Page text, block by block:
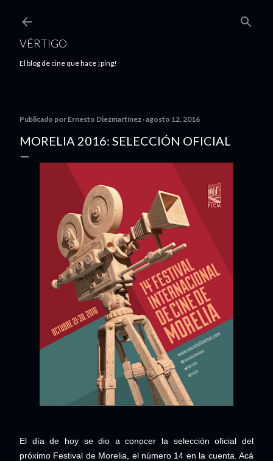
VÉRTIGO
El blog de cine que hace ¡ping!
Publicado por Ernesto Diezmartínez agosto 12, 2016
MORELIA 2016: SELECCIÓN OFICIAL
El día de hoy se dio a conocer la selección oficial del
próximo Festival de Morelia, el número 14 en la cuenta. Acá